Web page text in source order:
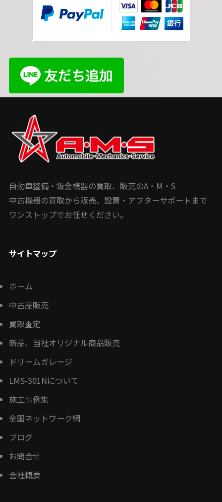
自動車整備・鈑金機器の買取、販売のA・M・S
中古機器の買取から販売、設置・アフターサポートまで
ワンストップでお任せください。
サイトマップ
ホーム
中古品販売
買取査定
新品、当社オリジナル商品販売
ドリームガレージ
LMS-301Nについて
施工事例集
全国ネットワーク網
ブログ
お問合せ
会社概要